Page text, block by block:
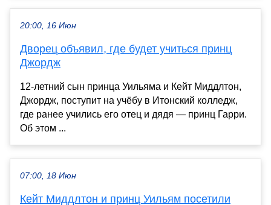
20:00, 16 Июн
Дворец объявил, где будет учиться принц
Джордж
12-летний сын принца Уильяма и Кейт Миддлтон,
Джордж, поступит на учёбу в Итонский колледж,
где ранее учились его отец и дядя — принц Гарри.
Об этом ...
07:00, 18 Июн
Кейт Миддлтон и принц Уильям посетили